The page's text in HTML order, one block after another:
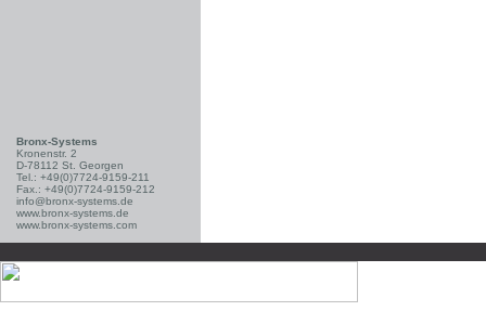
Bronx-Systems
Kronenstr. 2
D-78112 St. Georgen
Tel.: +49(0)7724-9159-211
Fax.: +49(0)7724-9159-212
info@bronx-systems.de
www.bronx-systems.de
www.bronx-systems.com